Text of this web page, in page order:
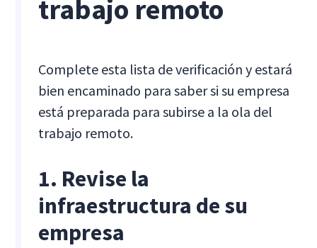
trabajo remoto
Complete esta lista de verificación y estará
bien encaminado para saber si su empresa
está preparada para subirse a la ola del
trabajo remoto.
1. Revise la
infraestructura de su
empresa